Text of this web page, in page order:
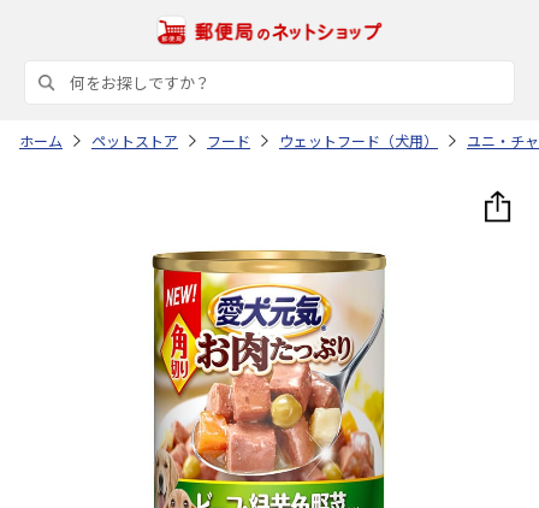
ホーム ペットストア フード ウェットフード（犬用） ユニ・チ